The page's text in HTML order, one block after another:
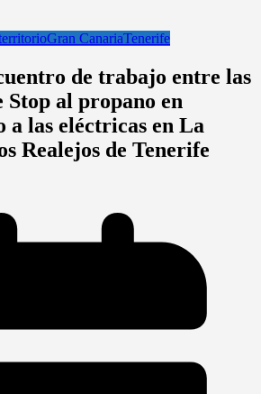
Gran CanariaTenerife
de trabajo entre las
al propano en
a las eléctricas en La
Realejos de Tenerife